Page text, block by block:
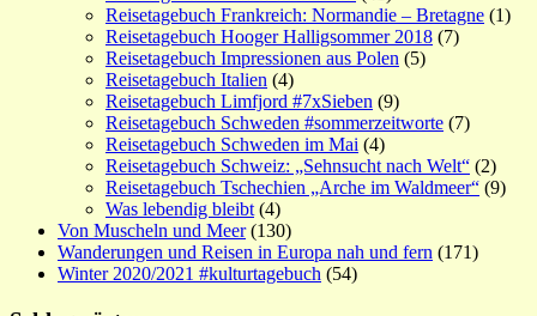
Reisetagebuch Frankreich: Normandie – Bretagne (1)
Reisetagebuch Hooger Halligsommer 2018 (7)
Reisetagebuch Impressionen aus Polen (5)
Reisetagebuch Italien (4)
Reisetagebuch Limfjord #7xSieben (9)
Reisetagebuch Schweden #sommerzeitworte (7)
Reisetagebuch Schweden im Mai (4)
Reisetagebuch Schweiz: „Sehnsucht nach Welt“ (2)
Reisetagebuch Tschechien „Arche im Waldmeer“ (9)
Was lebendig bleibt (4)
Von Muscheln und Meer(130)
Wanderungen und Reisen in Europa nah und fern (171)
Winter 2020/2021 #kulturtagebuch (54)